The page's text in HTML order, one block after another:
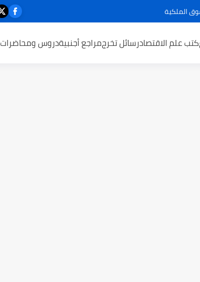
كتب علم الاقتصادرسائل تخرجمراجع أجنبيةدروس ومحاضرات